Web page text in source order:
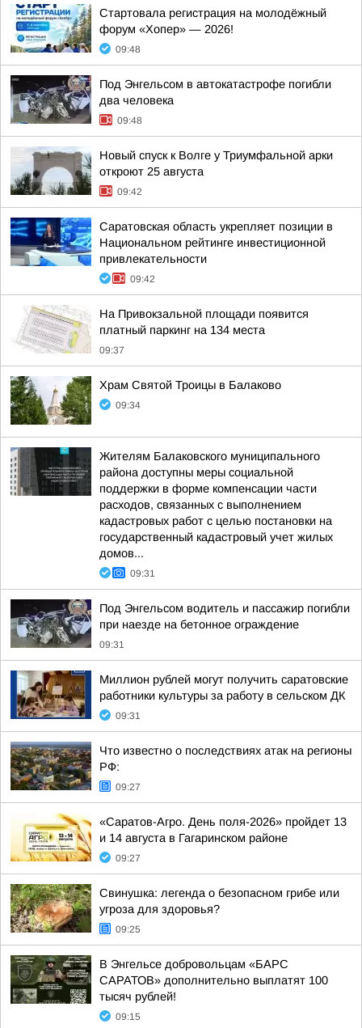
Стартовала регистрация на молодёжный
форум «Хопер» — 2026!
09:48
Под Энгельсом в автокатастрофе погибли
два человека
09:48
Новый спуск к Волге у Триумфальной арки
откроют 25 августа
09:42
Саратовская область укрепляет позиции в
Национальном рейтинге инвестиционной
привлекательности
09:42
На Привокзальной площади появится
платный паркинг на 134 места
09:37
Храм Святой Троицы в Балаково
09:34
Жителям Балаковского муниципального
района доступны меры социальной
поддержки в форме компенсации части
расходов, связанных с выполнением
кадастровых работ с целью постановки на
государственный кадастровый учет жилых
домов...
09:31
Под Энгельсом водитель и пассажир погибли
при наезде на бетонное ограждение
09:31
Миллион рублей могут получить саратовские
работники культуры за работу в сельском ДК
09:31
Что известно о последствиях атак на регионы
РФ:
09:27
«Саратов-Агро. День поля-2026» пройдет 13
и 14 августа в Гагаринском районе
09:27
Свинушка: легенда о безопасном грибе или
угроза для здоровья?
09:25
В Энгельсе добровольцам «БАРС
САРАТОВ» дополнительно выплатят 100
тысяч рублей!
09:15